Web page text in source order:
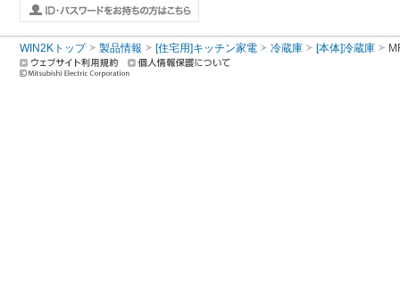
WIN2Kトップ 製品情報 [住宅用]キッチン家電 冷蔵庫 [本体]冷蔵庫